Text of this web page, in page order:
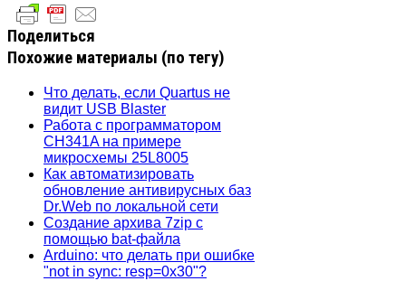
Поделиться
Похожие материалы (по тегу)
Что делать, если Quartus не
видит USB Blaster
Работа с программатором
CH341A на примере
микросхемы 25L8005
Как автоматизировать
обновление антивирусных баз
Dr.Web по локальной сети
Создание архива 7zip с
помощью bat-файла
Arduino: что делать при ошибке
"not in sync: resp=0x30"?